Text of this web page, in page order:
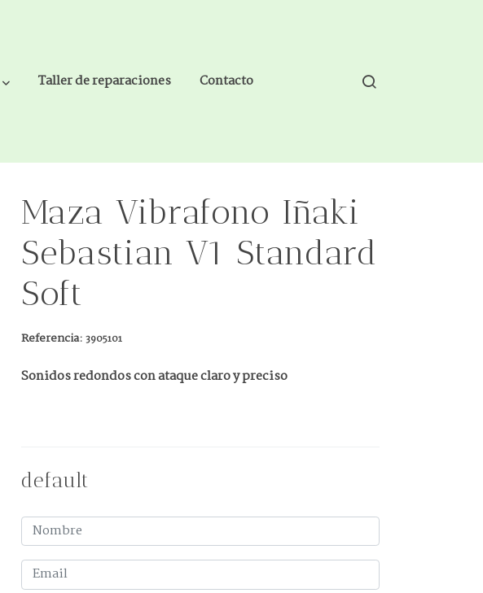
Taller de reparaciones Contacto
Maza Vibrafono Iñaki
Sebastian V1 Standard
Soft
Referencia:3905101
Sonidos redondos con ataque claro y preciso
default